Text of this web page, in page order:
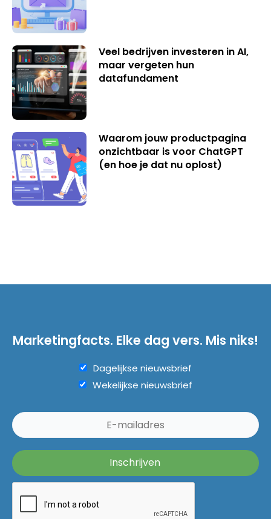
Veel bedrijven investeren in AI,
maar vergeten hun
datafundament
Waarom jouw productpagina
onzichtbaar is voor ChatGPT
(en hoe je dat nu oplost)
Marketingfacts. Elke dag vers. Mis niks!
Dagelijkse nieuwsbrief
Wekelijkse nieuwsbrief